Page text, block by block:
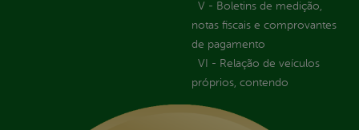
V - Boletins de medição,
notas fiscais e comprovantes
de pagamento
VI - Relação de veículos
próprios, contendo